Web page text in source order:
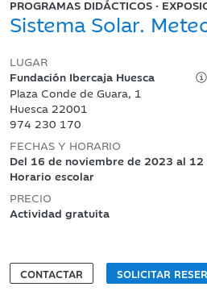
PROGRAMAS DIDÁCTICOS ·
Sistema Solar.
LUGAR
Fundación Ibercaja Huesca
Plaza Conde de Guara, 1
Huesca 22001
974 230 170
FECHAS Y HORARIO
Del 16 de noviembre de 2023 al
Horario escolar
PRECIO
Actividad gratuita
CONTACTAR SOLICITAR